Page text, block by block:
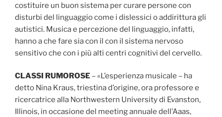
costituire un buon sistema per curare persone con
disturbi del linguaggio come i dislessici o addirittura gli
autistici. Musica e percezione del linguaggio, infatti,
hanno a che fare sia con il con il sistema nervoso
sensitivo che con i più alti centri cognitivi del cervello.
CLASSI RUMOROSE – «L’esperienza musicale – ha
detto Nina Kraus, triestina d’origine, ora professore e
ricercatrice alla Northwestern University di Evanston,
Illinois, in occasione del meeting annuale dell’Aaas,